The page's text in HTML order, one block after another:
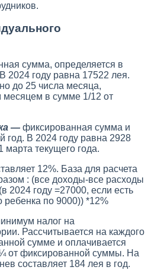
сумма, определяется в
2024 году равна 17522 лея.
до 25 числа месяца,
месяцем в сумме 1/12 от
— фиксированная сумма и
год. В 2024 году равна 2928
марта текущего года.
12%. База для расчета
: (все доходы-все расходы
2024 году =27000, если есть
ребенка по 9000)) *12%
налог на
Рассчитывается на каждого
сумме и оплачивается
от фиксированной суммы. На
составляет 184 лея в год.